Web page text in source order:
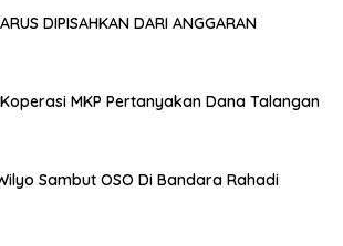
DIPISAHKAN DARI ANGGARAN
MKP Pertanyakan Dana Talangan
Sambut OSO Di Bandara Rahadi